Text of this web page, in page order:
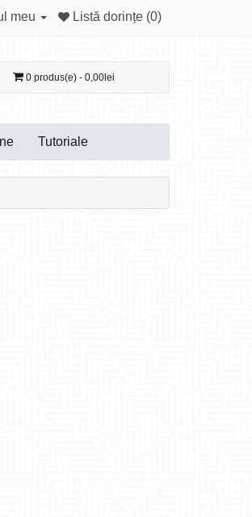
meu Listă dorințe (0)
0 produs(e) - 0,00lei
Tutoriale